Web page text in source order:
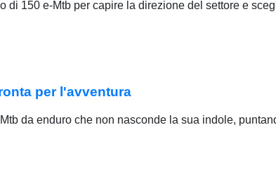
di 150 e-Mtb per capire la direzione del settore e
per l'avventura
da enduro che non nasconde la sua indole,